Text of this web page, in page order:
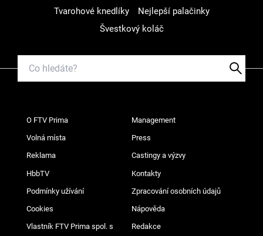
Tvarohové knedlíky
Nejlepší palačinky
Švestkový koláč
O FTV Prima Management
Volná místa Press
Reklama Castingy a výzvy
HbbTV Kontakty
Podmínky užívání Zpracování osobních údajů
Cookies Nápověda
Vlastník FTV Prima spol. s
Redakce